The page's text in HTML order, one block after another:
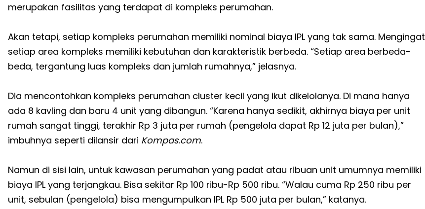
merupakan fasilitas yang terdapat di kompleks perumahan.
Akan tetapi, setiap kompleks perumahan memiliki nominal biaya IPL yang tak sama. Mengingat
setiap area kompleks memiliki kebutuhan dan karakteristik berbeda. “Setiap area berbeda-
beda, tergantung luas kompleks dan jumlah rumahnya,” jelasnya.
Dia mencontohkan kompleks perumahan cluster kecil yang ikut dikelolanya. Di mana hanya
ada 8 kavling dan baru 4 unit yang dibangun. “Karena hanya sedikit, akhirnya biaya per unit
rumah sangat tinggi, terakhir Rp 3 juta per rumah (pengelola dapat Rp 12 juta per bulan),”
imbuhnya seperti dilansir dari Kompas.com.
Namun di sisi lain, untuk kawasan perumahan yang padat atau ribuan unit umumnya memiliki
biaya IPL yang terjangkau. Bisa sekitar Rp 100 ribu-Rp 500 ribu. “Walau cuma Rp 250 ribu per
unit, sebulan (pengelola) bisa mengumpulkan IPL Rp 500 juta per bulan,” katanya.